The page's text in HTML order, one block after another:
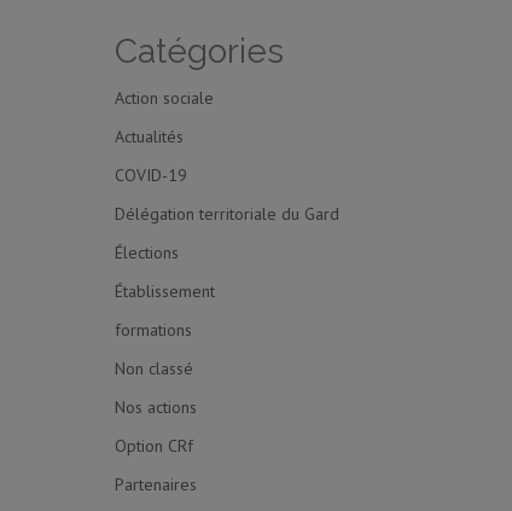
Catégories
Action sociale
Actualités
COVID-19
Délégation territoriale du Gard
Élections
Établissement
formations
Non classé
Nos actions
Option CRf
Partenaires